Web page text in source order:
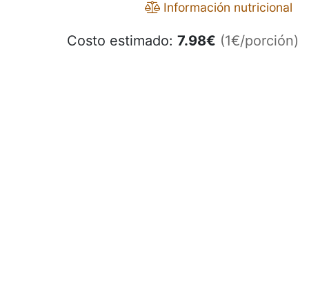
Información nutricional
Costo estimado: 7.98€ (1€/porción)